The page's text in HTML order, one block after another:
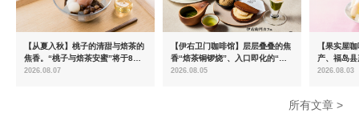
【从夏入秋】桃子的清甜与焙茶的
焦香。“桃子与焙茶安蜜”将于8月
中旬起限时发售
2026.08.07
【伊右卫门咖啡馆】层层叠叠的焦
香“焙茶铜锣烧”、入口即化的“宇
治抹茶提拉米苏”全新登场
2026.08.05
【果实屋
产、福岛
2026.08.03
所有文章 >